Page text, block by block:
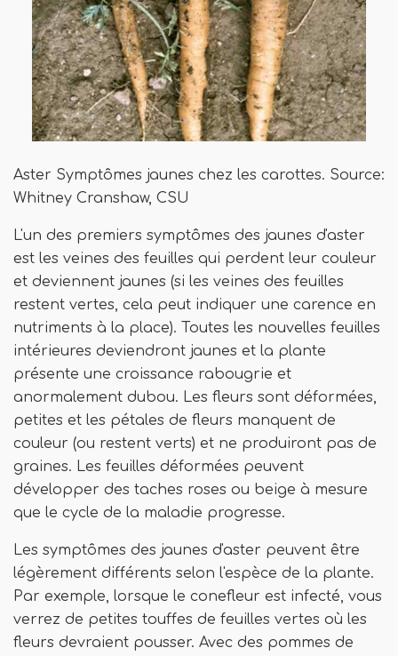
Aster Symptômes jaunes chez les carottes. Source:
Whitney Cranshaw, CSU
L'un des premiers symptômes des jaunes d'aster
est les veines des feuilles qui perdent leur couleur
et deviennent jaunes (si les veines des feuilles
restent vertes, cela peut indiquer une carence en
nutriments à la place). Toutes les nouvelles feuilles
intérieures deviendront jaunes et la plante
présente une croissance rabougrie et
anormalement dubou. Les fleurs sont déformées,
petites et les pétales de fleurs manquent de
couleur (ou restent verts) et ne produiront pas de
graines. Les feuilles déformées peuvent
développer des taches roses ou beige à mesure
que le cycle de la maladie progresse.
Les symptômes des jaunes d'aster peuvent être
légèrement différents selon l'espèce de la plante.
Par exemple, lorsque le conefleur est infecté, vous
verrez de petites touffes de feuilles vertes où les
fleurs devraient pousser. Avec des pommes de